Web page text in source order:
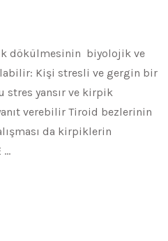
dökülmesinin biyolojik ve
Kişi stresli ve gergin bir
stres yansır ve kirpik
verebilir Tiroid bezlerinin
da kirpiklerin
…